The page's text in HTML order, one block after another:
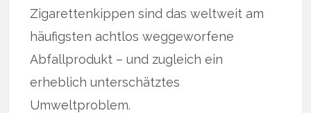
Zigarettenkippen sind das weltweit am
häufigsten achtlos weggeworfene
Abfallprodukt – und zugleich ein
erheblich unterschätztes
Umweltproblem.